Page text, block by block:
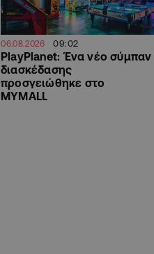
06.08.2026 09:02
PlayPlanet: Ένα νέο σύμπαν
διασκέδασης
προσγειώθηκε στο
MYMALL